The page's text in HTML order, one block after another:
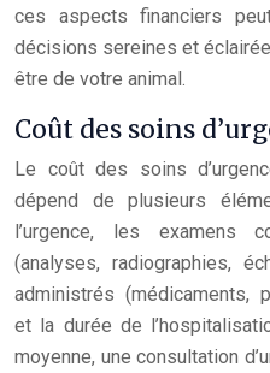
ces aspects financiers
décisions sereines et
être de votre animal.
Coût des soins
Le coût des soins
dépend de plusieurs
l’urgence, les examens
(analyses, radiographies,
administrés (médicaments,
et la durée de
moyenne, une consultation